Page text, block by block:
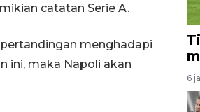
catatan Serie A.
menghadapi
ini, maka Napoli akan
6